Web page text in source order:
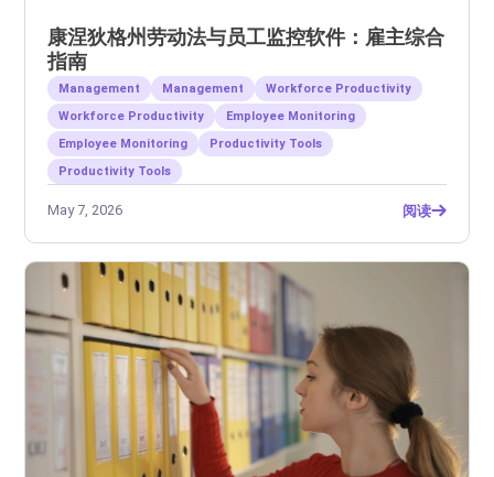
康涅狄格州劳动法与员工监控软件：雇主综合
指南
Management Management
Workforce Productivity
Workforce Productivity
Employee Monitoring
Employee Monitoring
Productivity Tools
Productivity Tools
May 7, 2026 阅读